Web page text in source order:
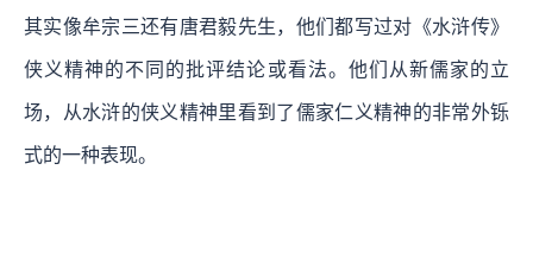
其实像牟宗三还有唐君毅先生，他们都写过对《水浒传》
侠义精神的不同的批评结论或看法。他们从新儒家的立
场，从水浒的侠义精神里看到了儒家仁义精神的非常外铄
式的一种表现。